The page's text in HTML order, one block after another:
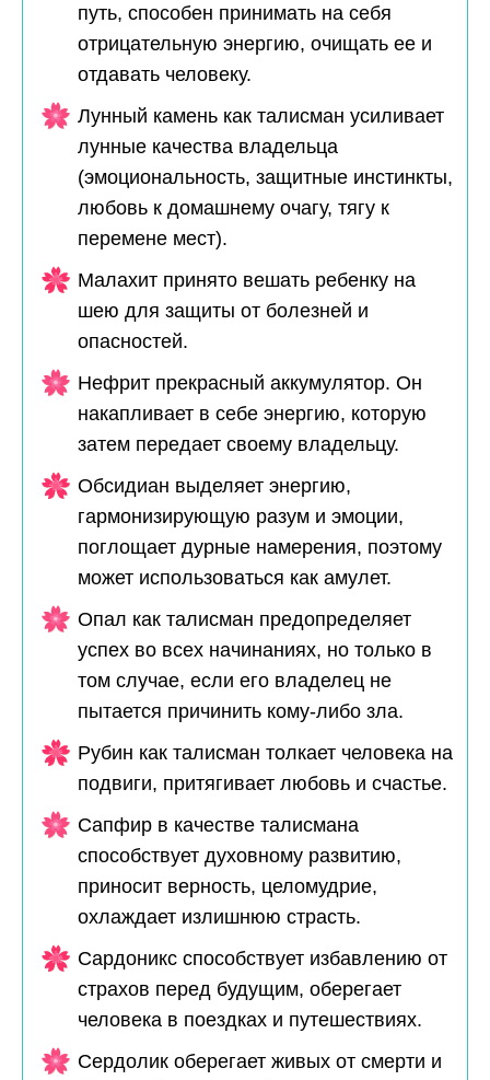
путь, способен принимать на себя
отрицательную энергию, очищать ее и
отдавать человеку.
Лунный камень как талисман усиливает
лунные качества владельца
(эмоциональность, защитные инстинкты,
любовь к домашнему очагу, тягу к
перемене мест).
Малахит принято вешать ребенку на
шею для защиты от болезней и
опасностей.
Нефрит прекрасный аккумулятор. Он
накапливает в себе энергию, которую
затем передает своему владельцу.
Обсидиан выделяет энергию,
гармонизирующую разум и эмоции,
поглощает дурные намерения, поэтому
может использоваться как амулет.
Опал как талисман предопределяет
успех во всех начинаниях, но только в
том случае, если его владелец не
пытается причинить кому-либо зла.
Рубин как талисман толкает человека на
подвиги, притягивает любовь и счастье.
Сапфир в качестве талисмана
способствует духовному развитию,
приносит верность, целомудрие,
охлаждает излишнюю страсть.
Сардоникс способствует избавлению от
страхов перед будущим, оберегает
человека в поездках и путешествиях.
Сердолик оберегает живых от смерти и